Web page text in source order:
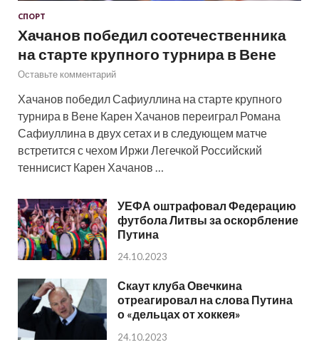
СПОРТ
Хачанов победил соотечественника
на старте крупного турнира в Вене
Оставьте комментарий
Хачанов победил Сафиуллина на старте крупного
турнира в Вене Карен Хачанов переиграл Романа
Сафиуллина в двух сетах и в следующем матче
встретится с чехом Иржи Легечкой Российский
теннисист Карен Хачанов …
УЕФА оштрафовал Федерацию
футбола Литвы за оскорбление
Путина
24.10.2023
Скаут клуба Овечкина
отреагировал на слова Путина
о «дельцах от хоккея»
24.10.2023